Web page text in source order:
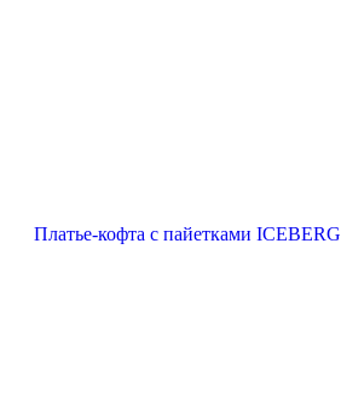
Платье-кофта с пайетками ICEBERG